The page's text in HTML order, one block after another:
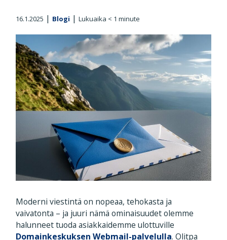
16.1.2025 | Blogi |Lukuaika < 1 minute
Moderni viestintä on nopeaa, tehokasta ja
vaivatonta – ja juuri nämä ominaisuudet olemme
halunneet tuoda asiakkaidemme ulottuville
Domainkeskuksen Webmail-palvelulla. Olitpa